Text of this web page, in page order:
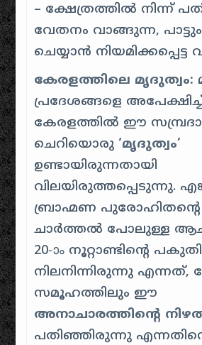
– ക്ഷേത്രത്തിൽ നിന്ന്
വേതനം വാങ്ങുന്ന,
ചെയ്യാൻ നിയമിക്കപ്പെട്ട
കേരളത്തിലെ മൃദുത്വം:
പ്രദേശങ്ങളെ
കേരളത്തിൽ ഈ
ചെറിയൊരു‘മൃദുത്വം’
ഉണ്ടായിരുന്നതായി
വിലയിരുത്തപ്പെടുന്നു.
ബ്രാഹ്മണ പുരോഹിതൻ്റെ
ചാർത്തൽ പോലുള്ള
20-ാം നൂറ്റാണ്ടിൻ്റെ
നിലനിന്നിരുന്നു എന്നത്,
സമൂഹത്തിലും ഈ
അനാചാരത്തിൻ്റെ
പതിഞ്ഞിരുന്നു